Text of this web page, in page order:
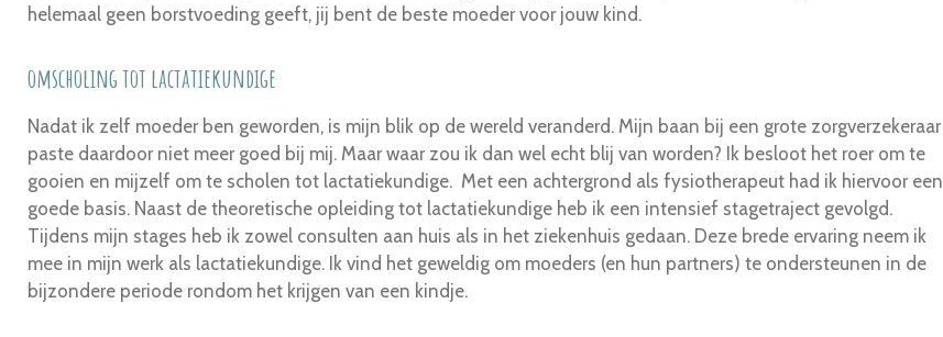
helemaal geen borstvoeding geeft, jij bent de beste moeder voor jouw kind.
omscholing tot lactatiekundige
Nadat ik zelf moeder ben geworden, is mijn blik op de wereld veranderd. Mijn baan bij een grote zorgverzekeraar
paste daardoor niet meer goed bij mij. Maar waar zou ik dan wel echt blij van worden? Ik besloot het roer om te
gooien en mijzelf om te scholen tot lactatiekundige. Met een achtergrond als fysiotherapeut had ik hiervoor een
goede basis. Naast de theoretische opleiding tot lactatiekundige heb ik een intensief stagetraject gevolgd.
Tijdens mijn stages heb ik zowel consulten aan huis als in het ziekenhuis gedaan. Deze brede ervaring neem ik
mee in mijn werk als lactatiekundige. Ik vind het geweldig om moeders (en hun partners) te ondersteunen in de
bijzondere periode rondom het krijgen van een kindje.